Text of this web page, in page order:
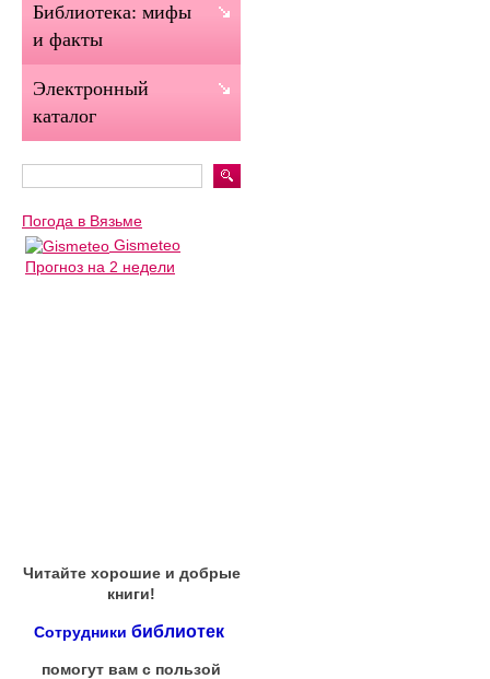
Библиотека: мифы
и факты
Электронный
каталог
Погода в Вязьме
Gismeteo
Прогноз на 2 недели
Читайте хорошие и добрые
книги!
Сотрудники библиотек
помогут вам с пользой